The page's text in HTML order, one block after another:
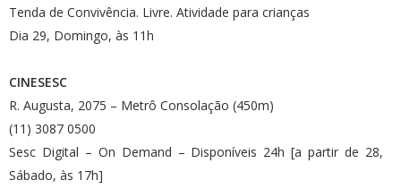
Tenda de Convivência. Livre. Atividade para crianças
Dia 29, Domingo, às 11h
CINESESC
R. Augusta, 2075 – Metrô Consolação (450m)
(11) 3087 0500
Sesc Digital – On Demand – Disponíveis 24h [a partir de 28,
Sábado, às 17h]